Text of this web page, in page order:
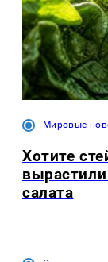
Мировые
Хотите
салата